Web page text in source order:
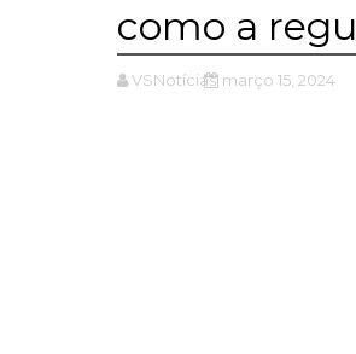
como a
VSNotícias março 15, 2024